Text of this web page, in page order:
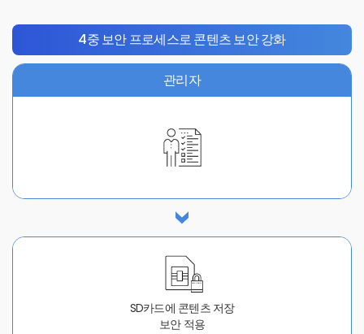
4중 보안 프로세스로 콘텐츠 보안 강화
관리자
SD카드에 콘텐츠 저장
보안 적용